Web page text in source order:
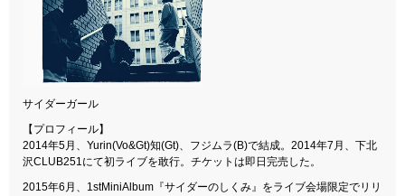
サイダーガール
【プロフィール】
2014年5月、Yurin(Vo&Gt)知(Gt)、フジムラ(B)で結成。2014年7月、下北
沢CLUB251にて初ライブを敢行。チケットは即日完売した。
2015年6月、1stMiniAlbum『サイダーのしくみ』をライブ会場限定でリリ